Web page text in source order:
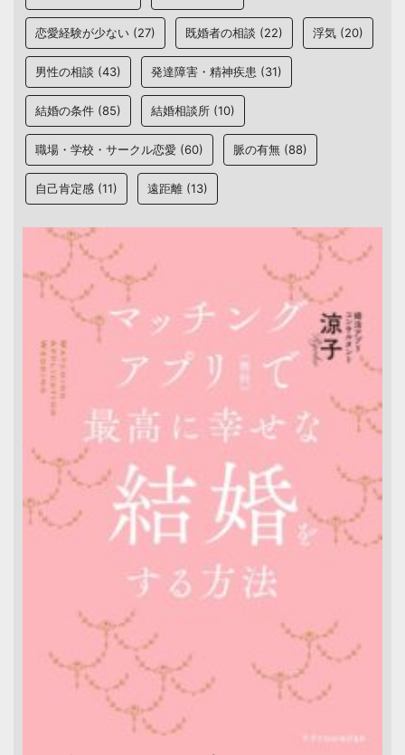
恋愛経験が少ない (27) 既婚者の相談 (22) 浮気 (20)
男性の相談 (43) 発達障害・精神疾患 (31)
結婚の条件 (85) 結婚相談所 (10)
職場・学校・サークル恋愛 (60) 脈の有無 (88)
自己肯定感 (11) 遠距離 (13)